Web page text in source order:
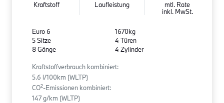
Kraftstoff Laufleistung
mtl. Rate
inkl. MwSt.
Euro 6
5 Sitze
8 Gänge
1670kg
4 Türen
4 Zylinder
Kraftstoffverbrauch kombiniert:
5.6 l/100km (WLTP)
CO2-Emissionen kombiniert:
147 g/km (WLTP)